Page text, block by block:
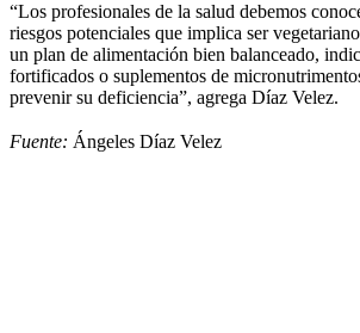
“Los profesionales de la salud debemos
riesgos potenciales que implica ser
un plan de alimentación bien balanceado,
fortificados o suplementos de
prevenir su deficiencia”, agrega Díaz Velez.
Fuente: Ángeles Díaz Velez